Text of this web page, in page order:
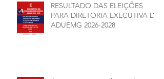
RESULTADO DAS ELEIÇÕES
PARA DIRETORIA EXECUTIVA DA
ADUEMG 2026-2028